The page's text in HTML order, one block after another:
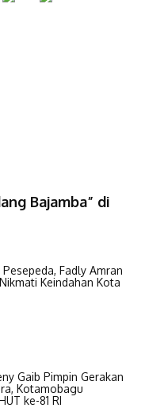
Bajamba” di
Fadly Amran
Keindahan Kota
Gaib Pimpin Gerakan
Kotamobagu
ke-81 RI